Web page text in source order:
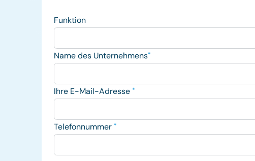
Funktion
Name des Unternehmens*
Ihre E-Mail-Adresse *
Telefonnummer *